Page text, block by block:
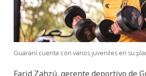
Guaraní cuenta con varios juveniles en su
Farid Zahzú, gerente deportivo de